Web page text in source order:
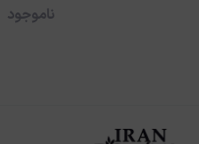
ناموجود